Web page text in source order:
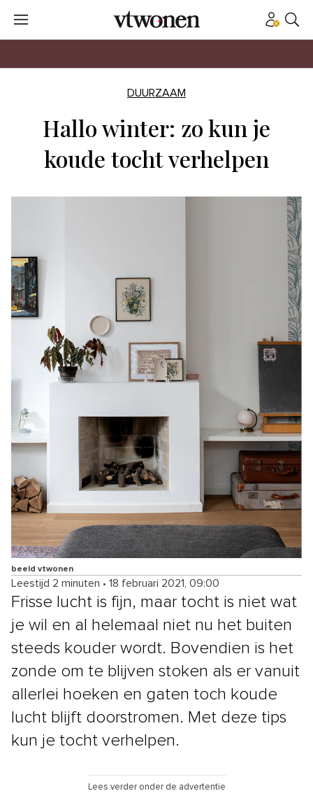
DUURZAAM
Hallo winter: zo kun je
koude tocht verhelpen
beeld vtwonen
Leestijd 2 minuten • 18 februari 2021, 09:00
Frisse lucht is fijn, maar tocht is niet wat
je wil en al helemaal niet nu het buiten
steeds kouder wordt. Bovendien is het
zonde om te blijven stoken als er vanuit
allerlei hoeken en gaten toch koude
lucht blijft doorstromen. Met deze tips
kun je tocht verhelpen.
Lees verder onder de advertentie